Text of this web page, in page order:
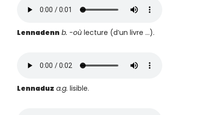
Lennadenn b. -où lecture (d’un livre …).
Lennaduz a.g. lisible.